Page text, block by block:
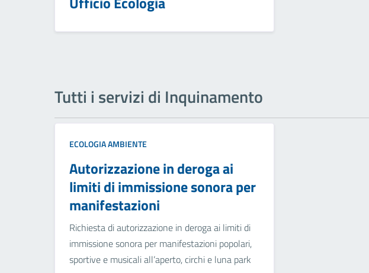
Tutti i servizi di Inquinamento
ECOLOGIA AMBIENTE
Autorizzazione in deroga ai
limiti di immissione sonora per
manifestazioni
Richiesta di autorizzazione in deroga ai limiti di
immissione sonora per manifestazioni popolari,
sportive e musicali all’aperto, circhi e luna park